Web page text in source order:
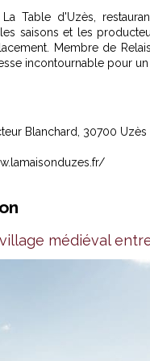
Table d'Uzès,
saisons et les
Membre de
incontournable pour
Blanchard, 30700 Uzès
médiéval